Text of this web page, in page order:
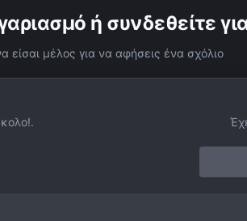
ή συνδεθείτε
είσαι μέλος για να αφήσεις ένα σχόλιο